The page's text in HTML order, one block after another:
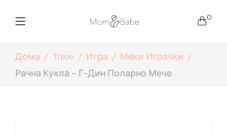
0
Дома Trixie Игра
Меки Играчки
Рачна Кукла – Г-Дин Поларно Мече